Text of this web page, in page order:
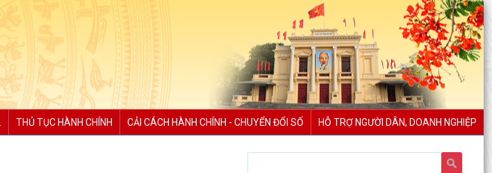
THỦ TỤC HÀNH CHÍNH CẢI CÁCH HÀNH CHÍNH - CHUYỂN ĐỔI SỐ HỖ TRỢ NGƯỜI DÂN, DOANH NGHIỆP